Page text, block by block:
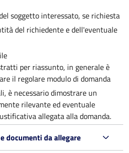
soggetto interessato, se richiesta
del richiedente e dell'eventuale
per riassunto, in generale è
il regolare modulo di domanda
è necessario dimostrare un
rilevante ed eventuale
allegata alla domanda.
documenti da allegare